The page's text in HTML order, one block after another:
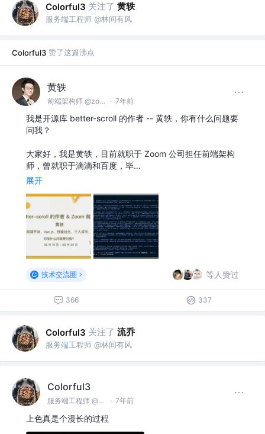
Colorful3 关注了 黄轶
服务端工程师 @林间有风
Colorful3 赞了这篇沸点
黄轶
前端架构师 @zoom.us · 7年前
我是开源库 better-scroll 的作者 -- 黄轶，你有什么问题要
问我？
大家好，我是黄轶，目前就职于 Zoom 公司担任前端架构
师，曾就职于滴滴和百度，毕…
展开
技术交流圈 等人赞过
366 337
Colorful3 关注了 流乔
服务端工程师 @林间有风
Colorful3
服务端工程师 @林间有风 · 7年前
上色真是个漫长的过程